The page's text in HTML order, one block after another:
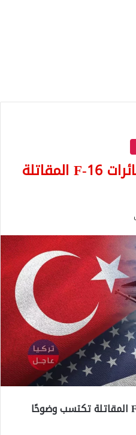
عملية شراء تركيا لطائرات F-16 المقاتلة